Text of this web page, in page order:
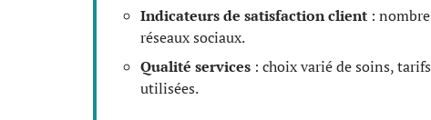
Indicateurs de satisfaction client :
réseaux sociaux.
Qualité services : choix varié de soins,
utilisées.